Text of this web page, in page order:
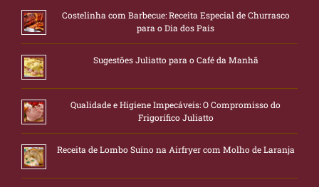
Costelinha com Barbecue: Receita Especial de Churrasco
para o Dia dos Pais
Sugestões Juliatto para o Café da Manhã
Qualidade e Higiene Impecáveis: O Compromisso do
Frigorífico Juliatto
Receita de Lombo Suíno na Airfryer com Molho de Laranja